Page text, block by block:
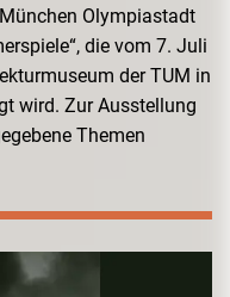
Olympiastadt
die vom 7. Juli
der TUM in
wird. Zur Ausstellung
Themen